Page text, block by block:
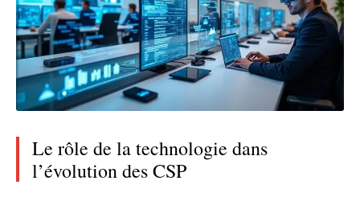
Le rôle de la technologie dans
l’évolution des CSP